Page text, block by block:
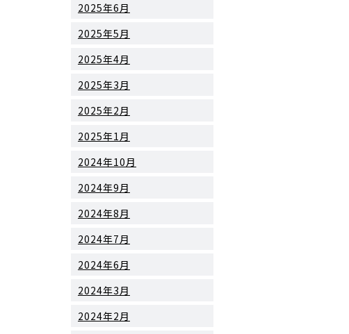
2025年6月
2025年5月
2025年4月
2025年3月
2025年2月
2025年1月
2024年10月
2024年9月
2024年8月
2024年7月
2024年6月
2024年3月
2024年2月